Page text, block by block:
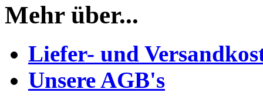
Mehr über...
Liefer- und
Unsere AGB's